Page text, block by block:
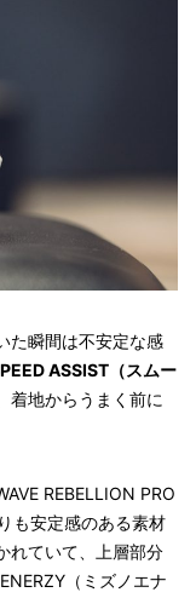
た瞬間は不安定な感
ASSIST（スムー
着地からうまく前に
REBELLION PRO
も安定感のある素材
れていて、上層部分
（ミズノエナ